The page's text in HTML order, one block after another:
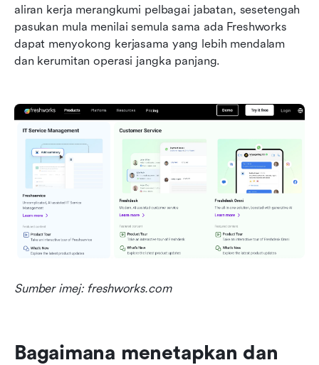
aliran kerja merangkumi pelbagai jabatan, sesetengah
pasukan mula menilai semula sama ada Freshworks
dapat menyokong kerjasama yang lebih mendalam
dan kerumitan operasi jangka panjang.
Sumber imej: freshworks.com
Bagaimana menetapkan dan